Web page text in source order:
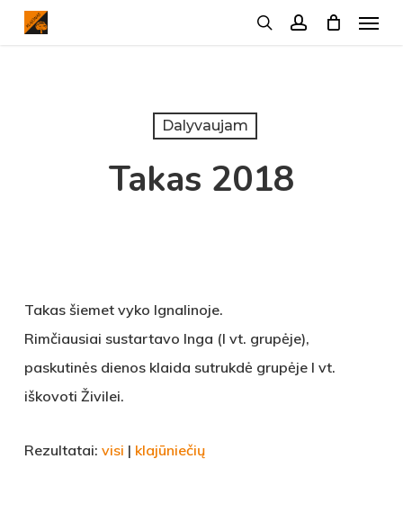
Skip
Menu
Dalyvaujam
Takas 2018
Takas šiemet vyko Ignalinoje.
Rimčiausiai sustartavo Inga (I vt. grupėje),
paskutinės dienos klaida sutrukdė grupėje I vt.
iškovoti Živilei.
Rezultatai: visi | klajūniečių